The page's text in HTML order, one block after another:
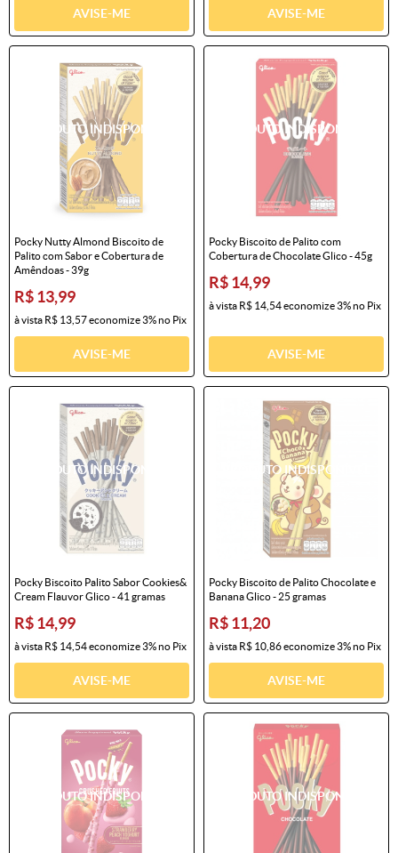
AVISE-ME AVISE-ME
Pocky Nutty Almond Biscoito de
Palito com Sabor e Cobertura de
Amêndoas - 39g
R$ 13,99
à vista R$ 13,57economize3%no Pix
AVISE-ME
Pocky Biscoito de Palito com
Cobertura de Chocolate Glico - 45g
R$ 14,99
à vista R$ 14,54economize3%no Pix
AVISE-ME
Pocky Biscoito Palito Sabor Cookies&
Cream Flauvor Glico - 41 gramas
R$ 14,99
à vista R$ 14,54economize3%no Pix
AVISE-ME
Pocky Biscoito de Palito Chocolate e
Banana Glico - 25 gramas
R$ 11,20
à vista R$ 10,86economize3%no Pix
AVISE-ME